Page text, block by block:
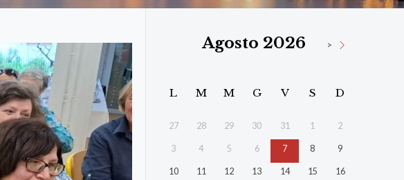
Agosto 2026 >
L M M G V S D
27 28 29 30 31 1 2
3 4 5 6 7 8 9
10 11 12 13 14 15 16